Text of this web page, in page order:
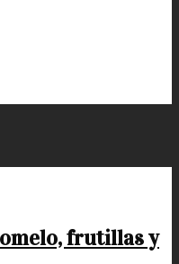
frutillas y